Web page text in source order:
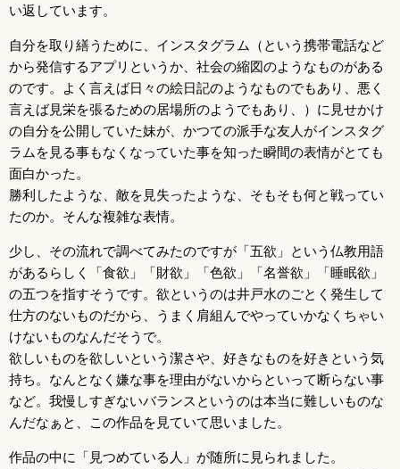
い返しています。
自分を取り繕うために、インスタグラム（という携帯電話など
から発信するアプリというか、社会の縮図のようなものがある
のです。よく言えば日々の絵日記のようなものでもあり、悪く
言えば見栄を張るための居場所のようでもあり、）に見せかけ
の自分を公開していた妹が、かつての派手な友人がインスタグ
ラムを見る事もなくなっていた事を知った瞬間の表情がとても
面白かった。
勝利したような、敵を見失ったような、そもそも何と戦ってい
たのか。そんな複雑な表情。
少し、その流れで調べてみたのですが「五欲」という仏教用語
があるらしく「食欲」「財欲」「色欲」「名誉欲」「睡眠欲」
の五つを指すそうです。欲というのは井戸水のごとく発生して
仕方のないものだから、うまく肩組んでやっていかなくちゃい
けないものなんだそうで。
欲しいものを欲しいという潔さや、好きなものを好きという気
持ち。なんとなく嫌な事を理由がないからといって断らない事
など。我慢しすぎないバランスというのは本当に難しいものな
んだなぁと、この作品を見ていて思いました。
作品の中に「見つめている人」が随所に見られました。